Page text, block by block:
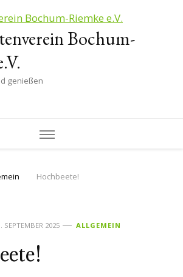
Bochum-
genießen
Hochbeete!
SEPTEMBER 2025 ALLGEMEIN